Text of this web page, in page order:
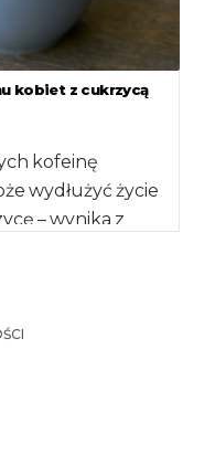
kobiet z cukrzycą
kofeinę
wydłużyć życie
– wynika z